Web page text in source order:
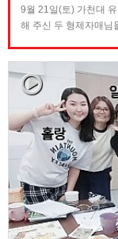
9월 21일(토) 가천대
해 주신 두 형제자매님
매님들이 유학생들을